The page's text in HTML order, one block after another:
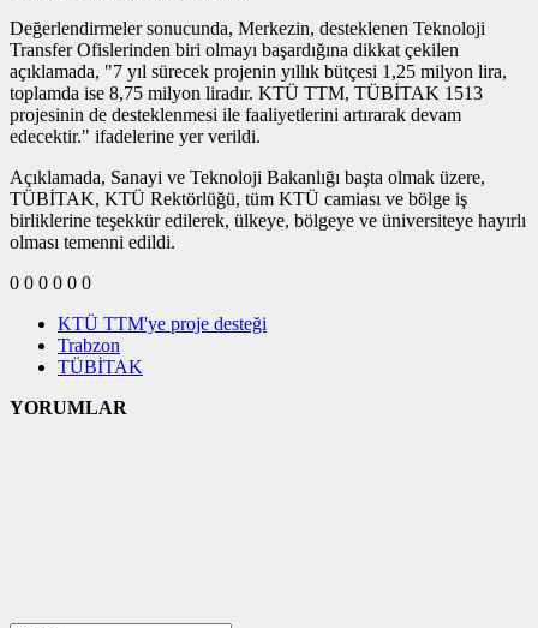
Değerlendirmeler sonucunda, Merkezin, desteklenen Teknoloji
Transfer Ofislerinden biri olmayı başardığına dikkat çekilen
açıklamada, "7 yıl sürecek projenin yıllık bütçesi 1,25 milyon lira,
toplamda ise 8,75 milyon liradır. KTÜ TTM, TÜBİTAK 1513
projesinin de desteklenmesi ile faaliyetlerini artırarak devam
edecektir." ifadelerine yer verildi.
Açıklamada, Sanayi ve Teknoloji Bakanlığı başta olmak üzere,
TÜBİTAK, KTÜ Rektörlüğü, tüm KTÜ camiası ve bölge iş
birliklerine teşekkür edilerek, ülkeye, bölgeye ve üniversiteye hayırlı
olması temenni edildi.
0 0 0 0 0 0
KTÜ TTM'ye proje desteği
Trabzon
TÜBİTAK
YORUMLAR